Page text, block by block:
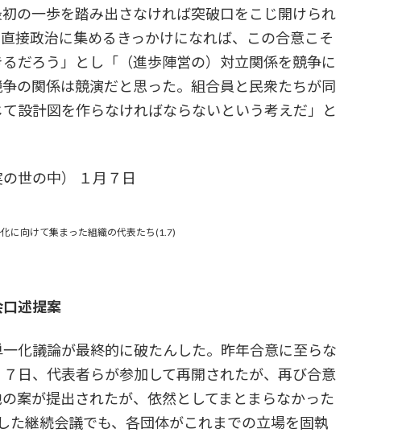
の一歩を踏み出さなければ突破口をこじ開けられ
接政治に集めるきっかけになれば、この合意こそ
だろう」とし「（進歩陣営の）対立関係を競争に
の関係は競演だと思った。組合員と民衆たちが同
設計図を作らなければならないという考えだ」と
世の中） １月７日
に向けて集まった組織の代表たち(1.7)
述提案
化議論が最終的に破たんした。昨年合意に至らな
日、代表者らが参加して再開されたが、再び合意
案が提出されたが、依然としてまとまらなかった
た継続会議でも、各団体がこれまでの立場を固執